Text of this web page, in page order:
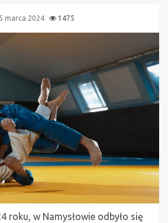
marca 2024 1475
roku, w Namysłowie odbyło się